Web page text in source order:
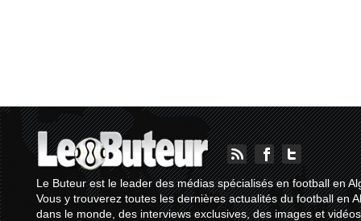
Le Buteur est le leader des médias spécialisés en football en
Vous y trouverez toutes les dernières actualités du football en
dans le monde, des interviews exclusives, des images et